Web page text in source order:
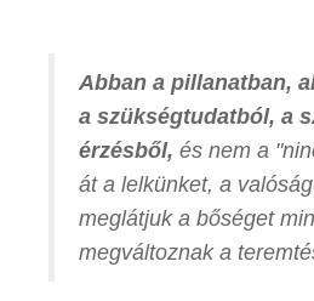
Abban a pillanatban,
a szükségtudatból, a
érzésből, és nem a
át a lelkünket, a
meglátjuk a bőséget
megváltoznak a